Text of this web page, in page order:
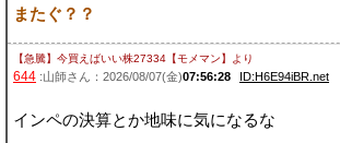
またぐ？？
【急騰】今買えばいい株27334【モメマン】 より
644 :山師さん：2026/08/07(金)07:56:28 ID:H6E94iBR.net
インペの決算とか地味に気になるな